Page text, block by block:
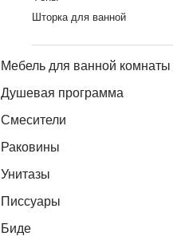
Шторка для ванной
Мебель для ванной комнаты
Душевая программа
Смесители
Раковины
Унитазы
Писсуары
Биде